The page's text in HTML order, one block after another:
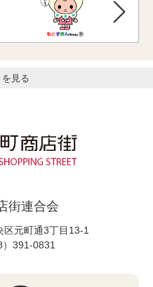
を見る
街連合会
元町通3丁目13-1
391-0831